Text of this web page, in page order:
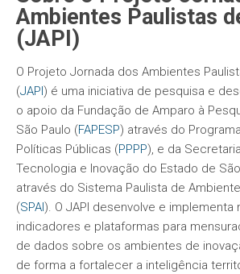
Ambientes Paulistas
(JAPI)
O Projeto Jornada dos Ambientes
(JAPI) é uma iniciativa de pesquisa e
o apoio da Fundação de Amparo à
São Paulo (FAPESP) através do
Políticas Públicas (PPPP), e da
Tecnologia e Inovação do Estado de
através do Sistema Paulista de
(SPAI). O JAPI desenvolve e implementa
indicadores e plataformas para
de dados sobre os ambientes de
de forma a fortalecer a inteligência